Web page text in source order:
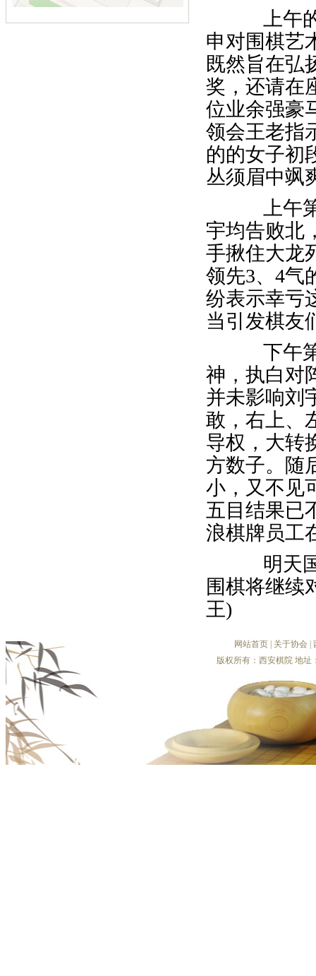
上午的
申对围棋艺
既然旨在弘
奖，还请在
位业余强豪
领会王老指
的的女子初
丛须眉中飒
上午第
宇均告败北
手揪住大龙
领先3、4气
纷表示幸亏
当引发棋友
下午第
神，执白对
并未影响刘
敢，右上、
导权，大转
方数子。随
小，又不见
五目结果已
浪棋牌员工
明天国
围棋将继续
王)
网站首页 关于协会
版权所有：西安棋院 地址